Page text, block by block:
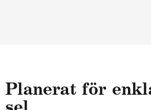
Pla­ne­rat för